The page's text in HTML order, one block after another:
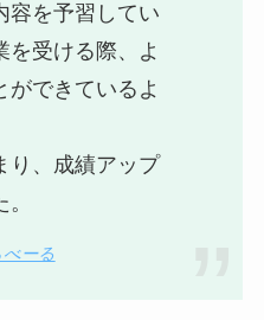
容を予習してい
を受ける際、よ
ができているよ
り、成績アップ
ーる